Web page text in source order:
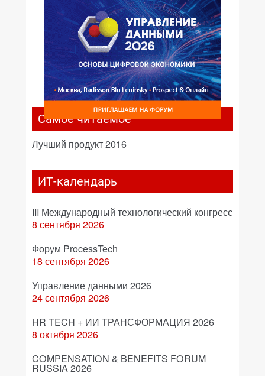
Самое читаемое
Лучший продукт 2016
ИТ-календарь
III Международный технологический конгресс
8 сентября 2026
Форум ProcessTech
18 сентября 2026
Управление данными 2026
24 сентября 2026
HR TECH + ИИ ТРАНСФОРМАЦИЯ 2026
8 октября 2026
COMPENSATION & BENEFITS FORUM
RUSSIA 2026